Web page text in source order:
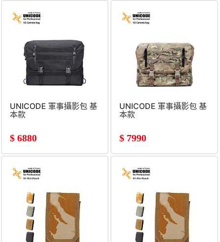
UNICODE 軍事攝影包 基
本款
$ 6880
UNICODE 軍事攝影包 基
本款
$ 7990